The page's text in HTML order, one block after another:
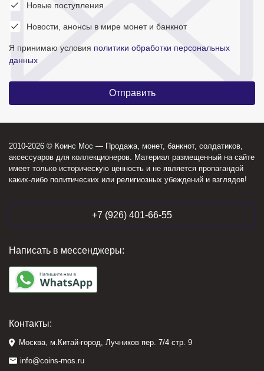
Новые поступления
Новости, анонсы в мире монет и банкнот
Я принимаю условия политики обработки персональных
данных
2010-2026 © Коинс Мос — Продажа, монет, банкнот, солдатиков,
аксессуаров для коллекционеров. Материал размещенный на сайте
имеет только историческую ценность и не является пропагандой
каких-либо политических или религиозных убеждений и взглядов!
+7 (926) 401-66-55
Написать в мессенджеры:
Контакты:
Москва, м.Китай-город, Лучников пер. 7/4 стр. 9
info@coins-mos.ru